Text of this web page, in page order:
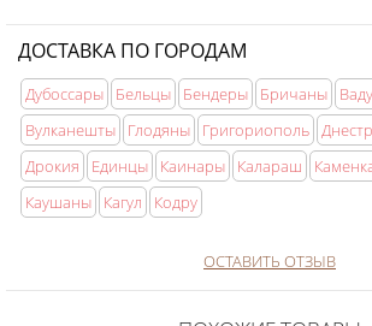
-На годовщину свадьбы
-Ребенку девочке на 2 года
-Букет из гвоздик
Большой плюшевый медведь
-Подарки для взрослых
ДОСТАВКА ПО ГОРОДАМ
Дубоссары Бельцы Бендеры Бричаны
Вулканешты
Глодяны Григориополь
Дрокия
Единцы Каинары Калараш
Каушаны
Кагул Кодру
ОСТАВИТЬ ОТЗЫВ